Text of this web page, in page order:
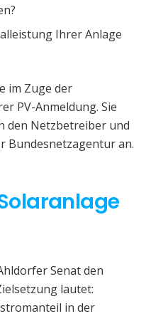
Ihrer Anlage
im Zuge der
PV-Anmeldung. Sie
den Netzbetreiber und
Bundesnetzagentur an.
Senat den
lautet:
in der